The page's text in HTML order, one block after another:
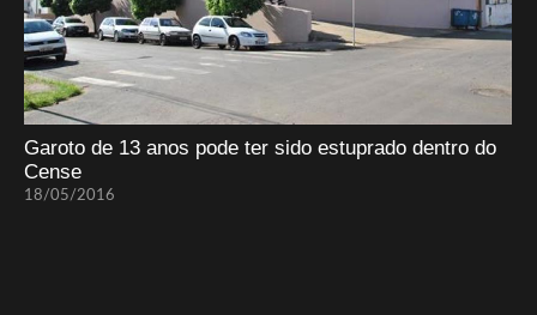
Garoto de 13 anos pode ter sido estuprado dentro do
Cense
18/05/2016